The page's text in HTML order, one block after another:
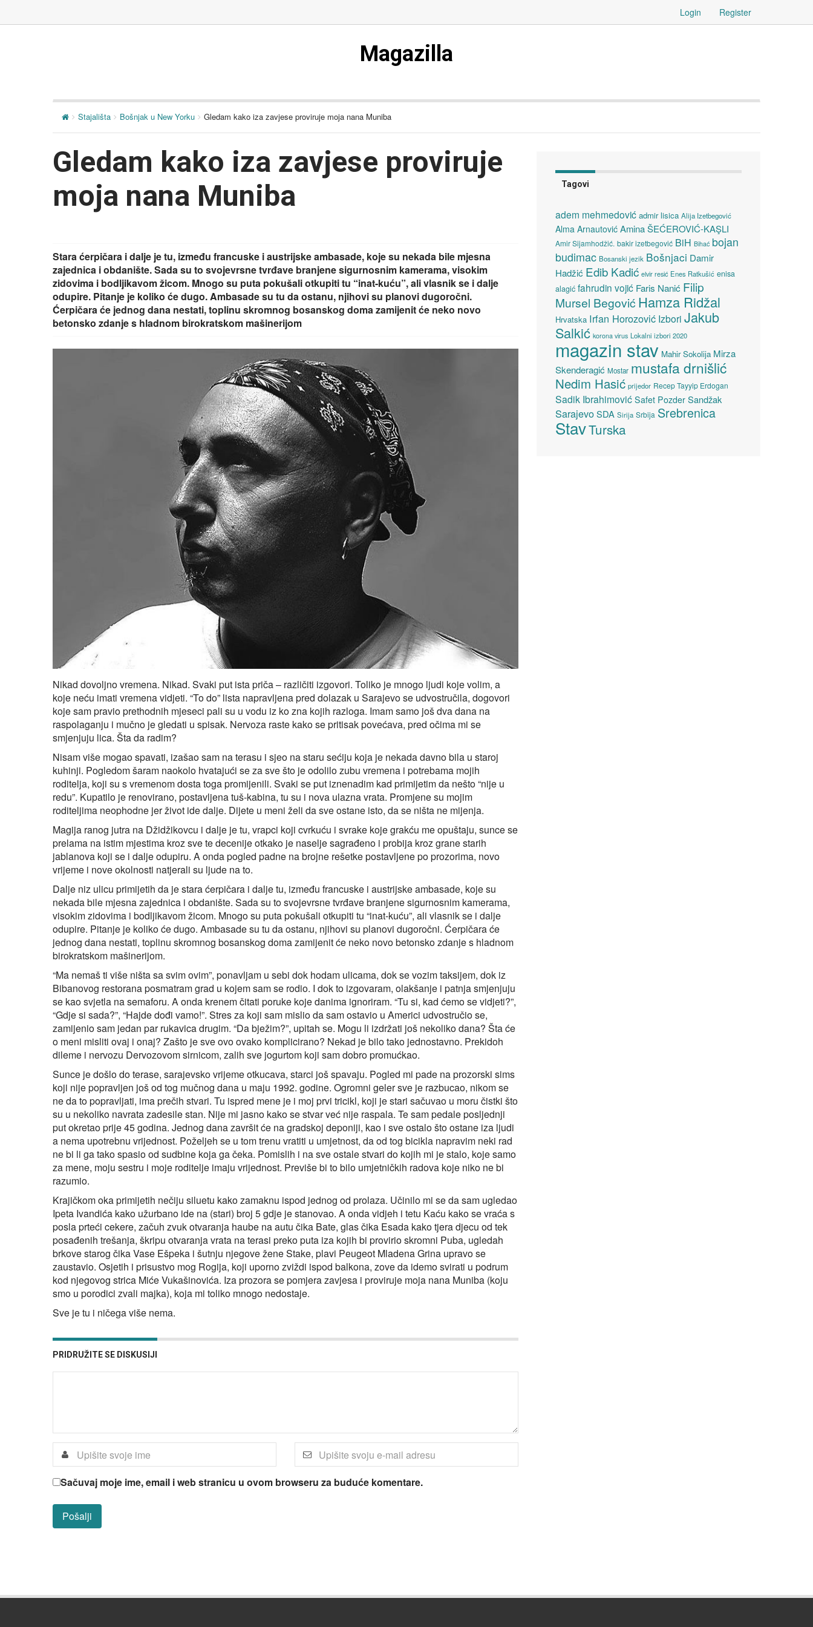
Login Register
Magazilla
Stajališta Bošnjak u New Yorku Gledam kako iza zavjese proviruje moja nana Muniba
Gledam kako iza zavjese proviruje
moja nana Muniba
Stara ćerpičara i dalje je tu, između francuske i austrijske ambasade, koje su nekada bile mjesna
zajednica i obdanište. Sada su to svojevrsne tvrđave branjene sigurnosnim kamerama, visokim
zidovima i bodljikavom žicom. Mnogo su puta pokušali otkupiti tu “inat-kuću”, ali vlasnik se i dalje
odupire. Pitanje je koliko će dugo. Ambasade su tu da ostanu, njihovi su planovi dugoročni.
Ćerpičara će jednog dana nestati, toplinu skromnog bosanskog doma zamijenit će neko novo
betonsko zdanje s hladnom birokratskom mašinerijom
Nikad dovoljno vremena. Nikad. Svaki put ista priča – različiti izgovori. Toliko je mnogo ljudi koje volim, a
koje neću imati vremena vidjeti. “To do” lista napravljena pred dolazak u Sarajevo se udvostručila, dogovori
koje sam pravio prethodnih mjeseci pali su u vodu iz ko zna kojih razloga. Imam samo još dva dana na
raspolaganju i mučno je gledati u spisak. Nervoza raste kako se pritisak povećava, pred očima mi se
smjenjuju lica. Šta da radim?
Nisam više mogao spavati, izašao sam na terasu i sjeo na staru sećiju koja je nekada davno bila u staroj
kuhinji. Pogledom šaram naokolo hvatajući se za sve što je odolilo zubu vremena i potrebama mojih
roditelja, koji su s vremenom dosta toga promijenili. Svaki se put iznenadim kad primijetim da nešto “nije u
redu”. Kupatilo je renovirano, postavljena tuš-kabina, tu su i nova ulazna vrata. Promjene su mojim
roditeljima neophodne jer život ide dalje. Dijete u meni želi da sve ostane isto, da se ništa ne mijenja.
Magija ranog jutra na Džidžikovcu i dalje je tu, vrapci koji cvrkuću i svrake koje grakću me opuštaju, sunce se
prelama na istim mjestima kroz sve te decenije otkako je naselje sagrađeno i probija kroz grane starih
jablanova koji se i dalje odupiru. A onda pogled padne na brojne rešetke postavljene po prozorima, novo
vrijeme i nove okolnosti natjerali su ljude na to.
Dalje niz ulicu primijetih da je stara ćerpičara i dalje tu, između francuske i austrijske ambasade, koje su
nekada bile mjesna zajednica i obdanište. Sada su to svojevrsne tvrđave branjene sigurnosnim kamerama,
visokim zidovima i bodljikavom žicom. Mnogo su puta pokušali otkupiti tu “inat-kuću”, ali vlasnik se i dalje
odupire. Pitanje je koliko će dugo. Ambasade su tu da ostanu, njihovi su planovi dugoročni. Ćerpičara će
jednog dana nestati, toplinu skromnog bosanskog doma zamijenit će neko novo betonsko zdanje s hladnom
birokratskom mašinerijom.
“Ma nemaš ti više ništa sa svim ovim”, ponavljam u sebi dok hodam ulicama, dok se vozim taksijem, dok iz
Bibanovog restorana posmatram grad u kojem sam se rodio. I dok to izgovaram, olakšanje i patnja smjenjuju
se kao svjetla na semaforu. A onda krenem čitati poruke koje danima ignoriram. “Tu si, kad ćemo se vidjeti?”,
“Gdje si sada?”, “Hajde dođi vamo!”. Stres za koji sam mislio da sam ostavio u Americi udvostručio se,
zamijenio sam jedan par rukavica drugim. “Da bježim?”, upitah se. Mogu li izdržati još nekoliko dana? Šta će
o meni misliti ovaj i onaj? Zašto je sve ovo ovako komplicirano? Nekad je bilo tako jednostavno. Prekidoh
dileme i nervozu Dervozovom sirnicom, zalih sve jogurtom koji sam dobro promućkao.
Sunce je došlo do terase, sarajevsko vrijeme otkucava, starci još spavaju. Pogled mi pade na prozorski sims
koji nije popravljen još od tog mučnog dana u maju 1992. godine. Ogromni geler sve je razbucao, nikom se
ne da to popravljati, ima prečih stvari. Tu ispred mene je i moj prvi tricikl, koji je stari sačuvao u moru čistki što
su u nekoliko navrata zadesile stan. Nije mi jasno kako se stvar već nije raspala. Te sam pedale posljednji
put okretao prije 45 godina. Jednog dana završit će na gradskoj deponiji, kao i sve ostalo što ostane iza ljudi
a nema upotrebnu vrijednost. Poželjeh se u tom trenu vratiti u umjetnost, da od tog bicikla napravim neki rad
ne bi li ga tako spasio od sudbine koja ga čeka. Pomislih i na sve ostale stvari do kojih mi je stalo, koje samo
za mene, moju sestru i moje roditelje imaju vrijednost. Previše bi to bilo umjetničkih radova koje niko ne bi
razumio.
Krajičkom oka primijetih nečiju siluetu kako zamaknu ispod jednog od prolaza. Učinilo mi se da sam ugledao
Ipeta Ivandića kako užurbano ide na (stari) broj 5 gdje je stanovao. A onda vidjeh i tetu Kaću kako se vraća s
posla prteći cekere, začuh zvuk otvaranja haube na autu čika Bate, glas čika Esada kako tjera djecu od tek
posađenih trešanja, škripu otvaranja vrata na terasi preko puta iza kojih bi provirio skromni Puba, ugledah
brkove starog čika Vase Ešpeka i šutnju njegove žene Stake, plavi Peugeot Mladena Grina upravo se
zaustavio. Osjetih i prisustvo mog Rogija, koji uporno zviždi ispod balkona, zove da idemo svirati u podrum
kod njegovog strica Miće Vukašinovića. Iza prozora se pomjera zavjesa i proviruje moja nana Muniba (koju
smo u porodici zvali majka), koja mi toliko mnogo nedostaje.
Sve je tu i ničega više nema.
PRIDRUŽITE SE DISKUSIJI
Sačuvaj moje ime, email i web stranicu u ovom browseru za buduće komentare.
Tagovi
adem mehmedović admir lisica Alija Izetbegović
Alma Arnautović Amina ŠEĆEROVIĆ-KAŞLI
Amir Sijamhodžić. bakir izetbegović BiH Bihać bojan
budimac Bosanski jezik Bošnjaci Damir
Hadžić Edib Kadić elvir resić Enes Ratkušić enisa
alagić fahrudin vojić Faris Nanić Filip
Mursel Begović Hamza Ridžal
Hrvatska Irfan Horozović Izbori Jakub
Salkić korona virus Lokalni izbori 2020
magazin stav Mahir Sokolija Mirza
Skenderagić Mostar mustafa drnišlić
Nedim Hasić prijedor Recep Tayyip Erdogan
Sadik Ibrahimović Safet Pozder Sandžak
SarajevoSDA Sirija Srbija Srebrenica
StavTurska